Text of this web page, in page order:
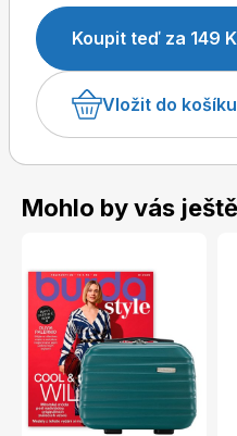
Burda Best of
Burda Kids
Koupit teď za 149
Vložit do košíku
Mohlo by vás